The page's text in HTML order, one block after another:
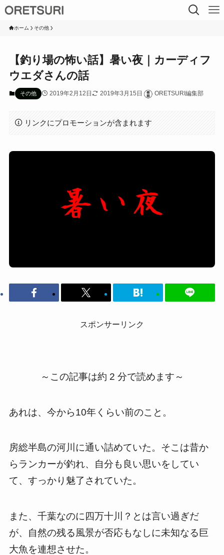
ホーム その他
【釣り場の怖い話】暑い夜｜カーディフ
ウエダさんの話
その他 2019年2月12日 2019年3月15日 ORETSURI編集部
リンクにプロモーションが含まれます
スポンサーリンク
～この記事は約 2 分で読めます～
あれは、今から10年くらい前のこと。
房総半島の河川に通い詰めていた。そこは昔か
らランカーが釣れ、自分も良い思いをしてい
て、すっかり魅了されていた。
また、千葉なのに四万十川？とは言い過ぎだ
が、自然の残る風景が否応もなしに未知なる巨
大魚を連想させた。